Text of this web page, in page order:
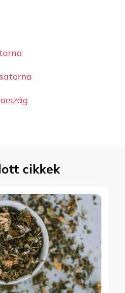
cikkek